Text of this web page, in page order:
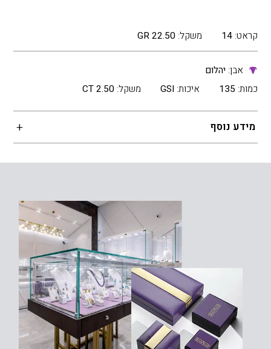
קראט: 14 משקל: 22.50 GR
אבן:יהלום
כמות: 135 איכות: GSI משקל:2.50 CT
מידע נוסף